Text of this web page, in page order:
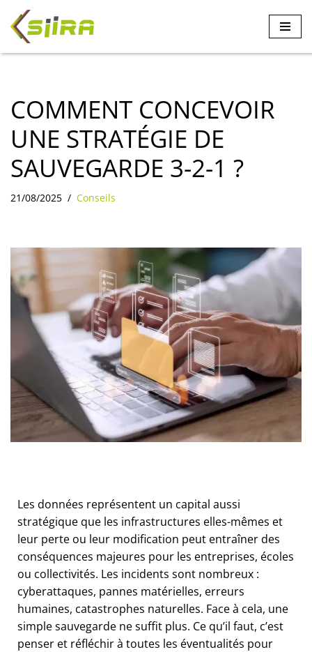
Aller
au
COMMENT CONCEVOIR
UNE STRATÉGIE DE
SAUVEGARDE 3-2-1 ?
21/08/2025 Conseils
Les données représentent un capital aussi
stratégique que les infrastructures elles-mêmes et
leur perte ou leur modification peut entraîner des
conséquences majeures pour les entreprises, écoles
ou collectivités. Les incidents sont nombreux :
cyberattaques, pannes matérielles, erreurs
humaines, catastrophes naturelles. Face à cela, une
simple sauvegarde ne suffit plus. Ce qu’il faut, c’est
penser et réfléchir à toutes les éventualités pour